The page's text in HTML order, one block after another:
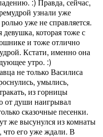
узнали уже
уже не справляется.
которая тоже с
и тоже отлично
Кстати, именно она
утро. :)
не только Василиса
умылись,
из горницы
от души наигрывал
сказочные песенки.
же высунулся из комнаты
что его уже ждали. В